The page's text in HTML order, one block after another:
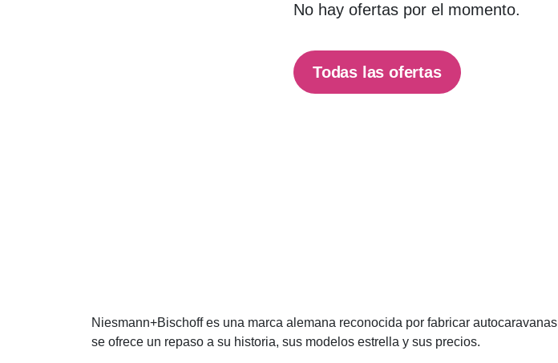
No hay ofertas por el momento.
Todas las ofertas
Niesmann+Bischoff es una marca alemana reconocida por fabricar
se ofrece un repaso a su historia, sus modelos estrella y sus precios.